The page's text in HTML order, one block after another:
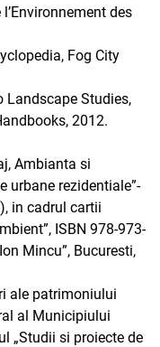
l’Environnement des
Fog City
Landscape Studies,
2012.
Ambianta si
urbane rezidentiale”-
in cadrul cartii
ISBN 978-973-
Mincu”, Bucuresti,
ale patrimoniului
al Municipiului
„Studii si proiecte de